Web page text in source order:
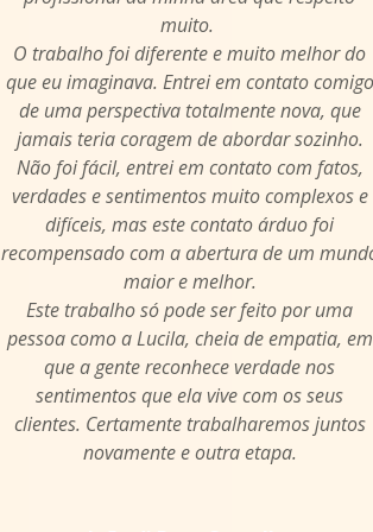
muito.
O trabalho foi diferente e muito melhor do
que eu imaginava. Entrei em contato comigo
de uma perspectiva totalmente nova, que
jamais teria coragem de abordar sozinho.
Não foi fácil, entrei em contato com fatos,
verdades e sentimentos muito complexos e
difíceis, mas este contato árduo foi
recompensado com a abertura de um
maior e melhor.
Este trabalho só pode ser feito por uma
pessoa como a Lucila, cheia de empatia, em
que a gente reconhece verdade nos
sentimentos que ela vive com os seus
clientes. Certamente trabalharemos juntos
novamente e outra etapa.